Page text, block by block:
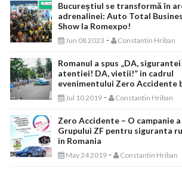
Bucureștiul se transformă în
adrenalinei: Auto Total
Show la Romexpo!
Jun 08 2023 - Constantin Hriban
Romanul a spus „DA,
atentiei! DA, vietii!” in cadrul
evenimentului Zero Accidente
Jul 10 2019 - Constantin Hriban
Zero Accidente – O campanie a
Grupului ZF pentru siguranta
in Romania
May 24 2019 - Constantin Hriban